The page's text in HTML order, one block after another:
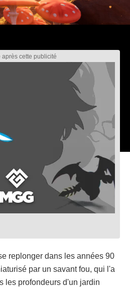
replonger dans les années 90
par un savant fou, qui l'a
les profondeurs d'un jardin